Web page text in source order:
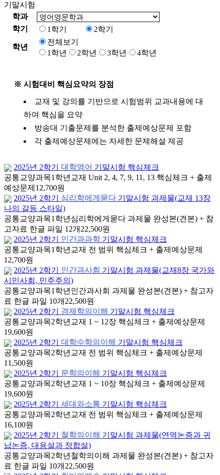
기말시험
학과
학기
1학기 2학기
학년
전체보기
1학년
2학년 3학년 4학년
※ 시험대비 핵심요약의 장점
교재 및 강의를 기반으로 시험범위 교과내용에 대
하여 핵심을 요약
방송대 기출문제를 분석한 출제예상문제 포함
각 출제예상문제에는 자세한 문제해설 제공
2025년 2학기 대학영어 기말시험 핵심체크
공통교양과목1학년 교재 Unit 2, 4, 7, 9, 11, 13 핵심체크 + 출제
예상문제 12,700원
2025년 2학기
심리학에게묻다 기말시험 과제물(교재 13장
나의 갈등 스타일)
공통교양과목1학년 심리학에게묻다 과제물 완성본(견본) + 참
고자료 한글 파일 12개 22,500원
2025년 2학기
인간과과학 기말시험 핵심체크
공통교양과목1학년 교재 전 범위 핵심체크 + 출제예상문제
12,700원
2025년 2학기
인간과사회 기말시험 과제물(교재8장 국가와
시민사회, 민주주의)
공통교양과목1학년 인간과사회 과제물 완성본(견본) + 참고자
료 한글 파일 10개 22,500원
2025년 2학기
경제학의이해 기말시험 핵심체크
공통교양과목2학년 교재 1 ~ 12장 핵심체크 + 출제예상문제
19,600원
2025년 2학기
대학수학의이해 기말시험 핵심체크
공통교양과목2학년 교재 전 범위 핵심체크 + 출제예상문제
11,500원
2025년 2학기
문학의이해 기말시험 핵심체크
공통교양과목2학년 교재 1 ~ 10장 핵심체크 + 출제예상문제
19,600원
2025년 2학기
세대와소통 기말시험 핵심체크
공통교양과목2학년 교재 전 범위 핵심체크 + 출제예상문제
16,100원
2025년 2학기
철학의이해 기말시험 과제물(연역논증과 귀
납논증, 대응설과 정합설)
공통교양과목2학년 철학의이해 과제물 완성본(견본) + 참고자
료 한글 파일 10개 22,500원